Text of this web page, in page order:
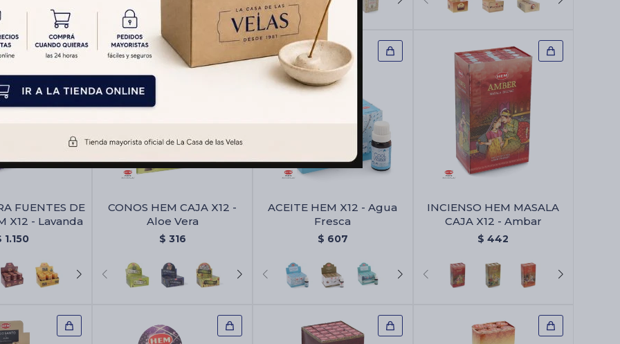
FUENTES DE
X12 - Lavanda
1.150
CONOS HEM CAJA X12 -
Aloe Vera
$ 316
ACEITE HEM X12 - Agua
Fresca
$ 607
INCIENSO HEM MASALA
CAJA X12 - Ambar
$ 442